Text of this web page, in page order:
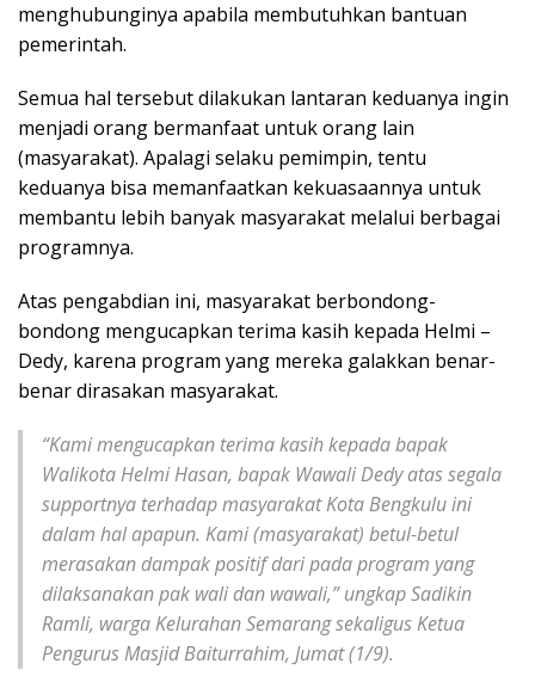
menghubunginya apabila membutuhkan bantuan
pemerintah.
Semua hal tersebut dilakukan lantaran keduanya ingin
menjadi orang bermanfaat untuk orang lain
(masyarakat). Apalagi selaku pemimpin, tentu
keduanya bisa memanfaatkan kekuasaannya untuk
membantu lebih banyak masyarakat melalui berbagai
programnya.
Atas pengabdian ini, masyarakat berbondong-
bondong mengucapkan terima kasih kepada Helmi –
Dedy, karena program yang mereka galakkan benar-
benar dirasakan masyarakat.
“Kami mengucapkan terima kasih kepada bapak
Walikota Helmi Hasan, bapak Wawali Dedy atas segala
supportnya terhadap masyarakat Kota Bengkulu ini
dalam hal apapun. Kami (masyarakat) betul-betul
merasakan dampak positif dari pada program yang
dilaksanakan pak wali dan wawali,” ungkap Sadikin
Ramli, warga Kelurahan Semarang sekaligus Ketua
Pengurus Masjid Baiturrahim, Jumat (1/9).